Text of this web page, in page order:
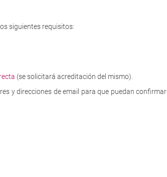
siguientes requisitos:
(se solicitará acreditación del mismo).
y direcciones de email para que puedan confirmar